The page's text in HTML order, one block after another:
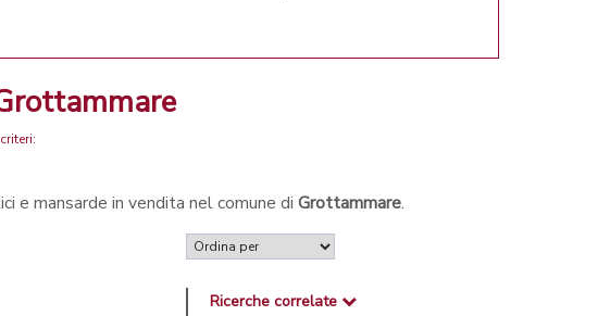
e mansarde in vendita nel comune di Grottammare.
Ricerche correlate